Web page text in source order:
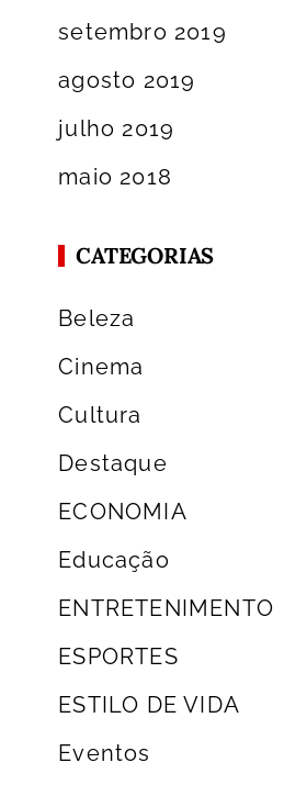
setembro 2019
agosto 2019
julho 2019
maio 2018
CATEGORIAS
Beleza
Cinema
Cultura
Destaque
ECONOMIA
Educação
ENTRETENIMENTO
ESPORTES
ESTILO DE VIDA
Eventos